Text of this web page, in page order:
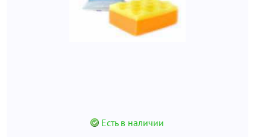
Есть в наличии